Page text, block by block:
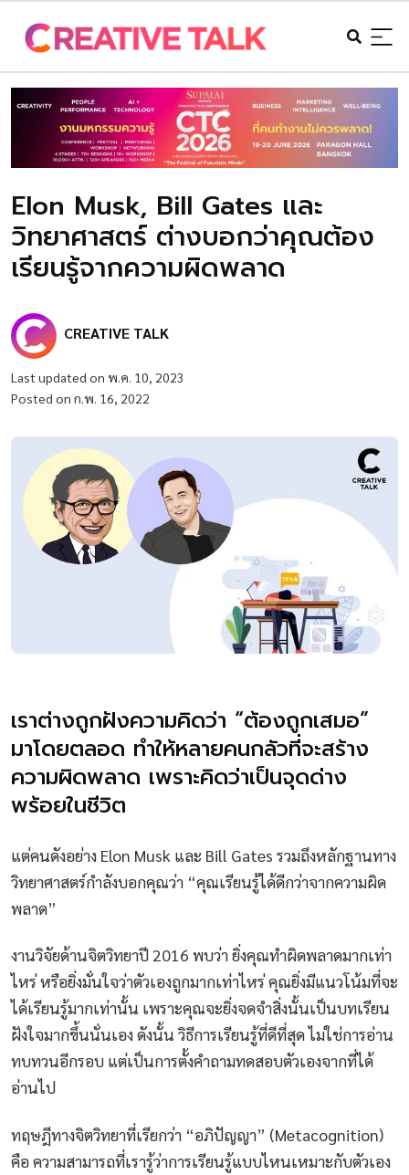
Elon Musk, Bill Gates และ
วิทยาศาสตร์ ต่างบอกว่าคุณต้อง
เรียนรู้จากความผิดพลาด
CREATIVE TALK
Last updated on พ.ค. 10, 2023
Posted on ก.พ. 16, 2022
เราต่างถูกฝังความคิดว่า “ต้องถูกเสมอ”
มาโดยตลอด ทำให้หลายคนกลัวที่จะสร้าง
ความผิดพลาด เพราะคิดว่าเป็นจุดด่าง
พร้อยในชีวิต
แต่คนดังอย่าง Elon Musk และ Bill Gates รวมถึงหลักฐานทาง
วิทยาศาสตร์กำลังบอกคุณว่า “คุณเรียนรู้ได้ดีกว่าจากความผิด
พลาด”
งานวิจัยด้านจิตวิทยาปี 2016 พบว่า ยิ่งคุณทำผิดพลาดมากเท่า
ไหร่ หรือยิ่งมั่นใจว่าตัวเองถูกมากเท่าไหร่ คุณยิ่งมีแนวโน้มที่จะ
ได้เรียนรู้มากเท่านั้น เพราะคุณจะยิ่งจดจำสิ่งนั้นเป็นบทเรียน
ฝังใจมากขึ้นนั่นเอง ดังนั้น วิธีการเรียนรู้ที่ดีที่สุด ไม่ใช่การอ่าน
ทบทวนอีกรอบ แต่เป็นการตั้งคำถามทดสอบตัวเองจากที่ได้
อ่านไป
ทฤษฎีทางจิตวิทยาที่เรียกว่า “อภิปัญญา” (Metacognition)
คือ ความสามารถที่เรารู้ว่าการเรียนรู้แบบไหนเหมาะกับตัวเอง